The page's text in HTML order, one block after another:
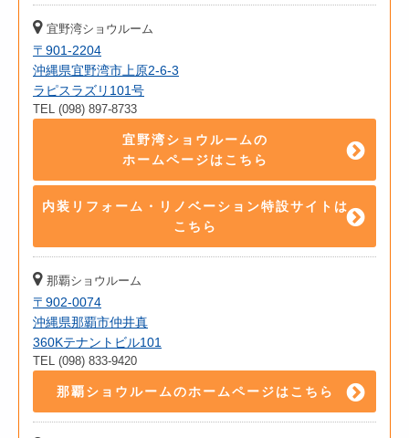
宜野湾ショウルーム
〒901-2204
沖縄県宜野湾市上原2-6-3
ラピスラズリ101号
TEL (098) 897-8733
宜野湾ショウルームの
ホームページはこちら
内装リフォーム・リノベーション特設サイトは
こちら
那覇ショウルーム
〒902-0074
沖縄県那覇市仲井真
360Kテナントビル101
TEL (098) 833-9420
那覇ショウルームのホームページはこちら